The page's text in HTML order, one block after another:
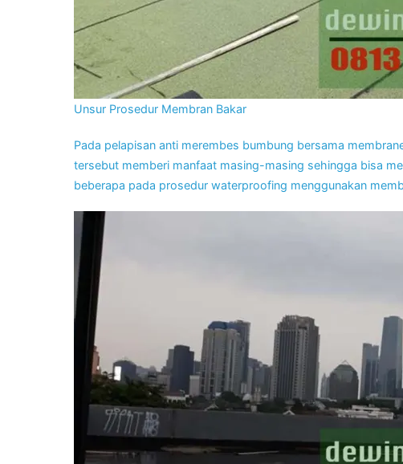
Unsur Prosedur Membran Bakar
Pada pelapisan anti merembes bumbung bersama
tersebut memberi manfaat masing-masing sehingga bisa
beberapa pada prosedur waterproofing menggunakan